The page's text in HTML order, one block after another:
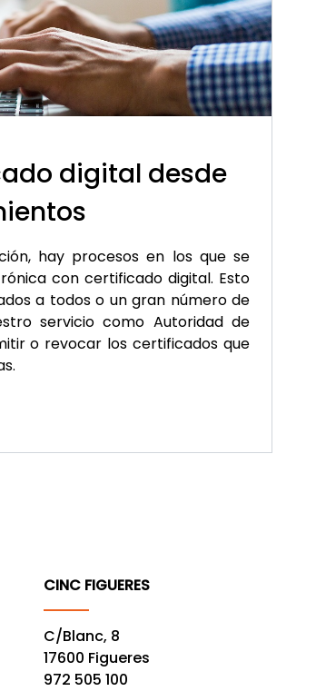
digital desde
hay procesos en los que se
con certificado digital. Esto
a todos o un gran número de
servicio como Autoridad de
o revocar los certificados que
CINC FIGUERES
C/Blanc, 8
17600 Figueres
972 505 100